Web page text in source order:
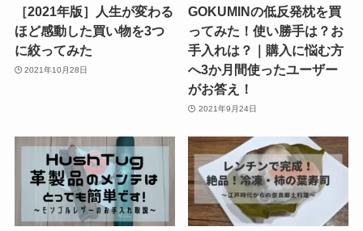
［2021年版］人生が変わる
ほど感動した買い物を3つ
に絞ってみた
2021年10月28日
GOKUMINの低反発枕を買
ってみた！使い勝手は？お
手入れは？｜購入に悩む方
へ3か月間使ったユーザー
がお答え！
2021年9月24日